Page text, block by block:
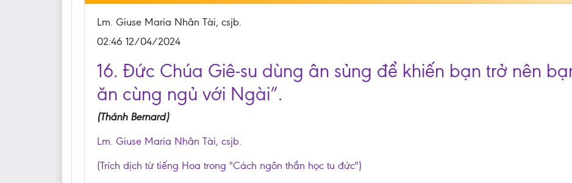
Lm. Giuse Maria Nhân Tài, csjb.
02:46 12/04/2024
16. Đức Chúa Giê-su dùng ân sủng để khiến bạn trở nên
ăn cùng ngủ với Ngài”.
(Thánh Bernard)
Lm. Giuse Maria Nhân Tài, csjb.
(Trích dịch từ tiếng Hoa trong "Cách ngôn thần học tu đức")